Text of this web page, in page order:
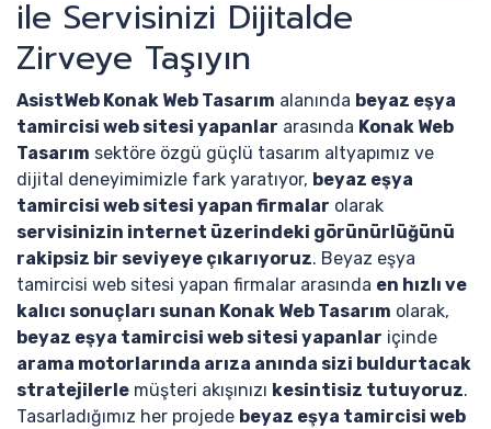
ile Servisinizi Dijitalde
Zirveye Taşıyın
AsistWeb Konak Web Tasarım alanında beyaz eşya
tamircisi web sitesi yapanlar arasında Konak Web
Tasarım sektöre özgü güçlü tasarım altyapımız ve
dijital deneyimimizle fark yaratıyor, beyaz eşya
tamircisi web sitesi yapan firmalar olarak
servisinizin internet üzerindeki görünürlüğünü
rakipsiz bir seviyeye çıkarıyoruz. Beyaz eşya
tamircisi web sitesi yapan firmalar arasında en hızlı ve
kalıcı sonuçları sunan Konak Web Tasarım olarak,
beyaz eşya tamircisi web sitesi yapanlar içinde
arama motorlarında arıza anında sizi buldurtacak
stratejilerle müşteri akışınızı kesintisiz tutuyoruz.
Tasarladığımız her projede beyaz eşya tamircisi web